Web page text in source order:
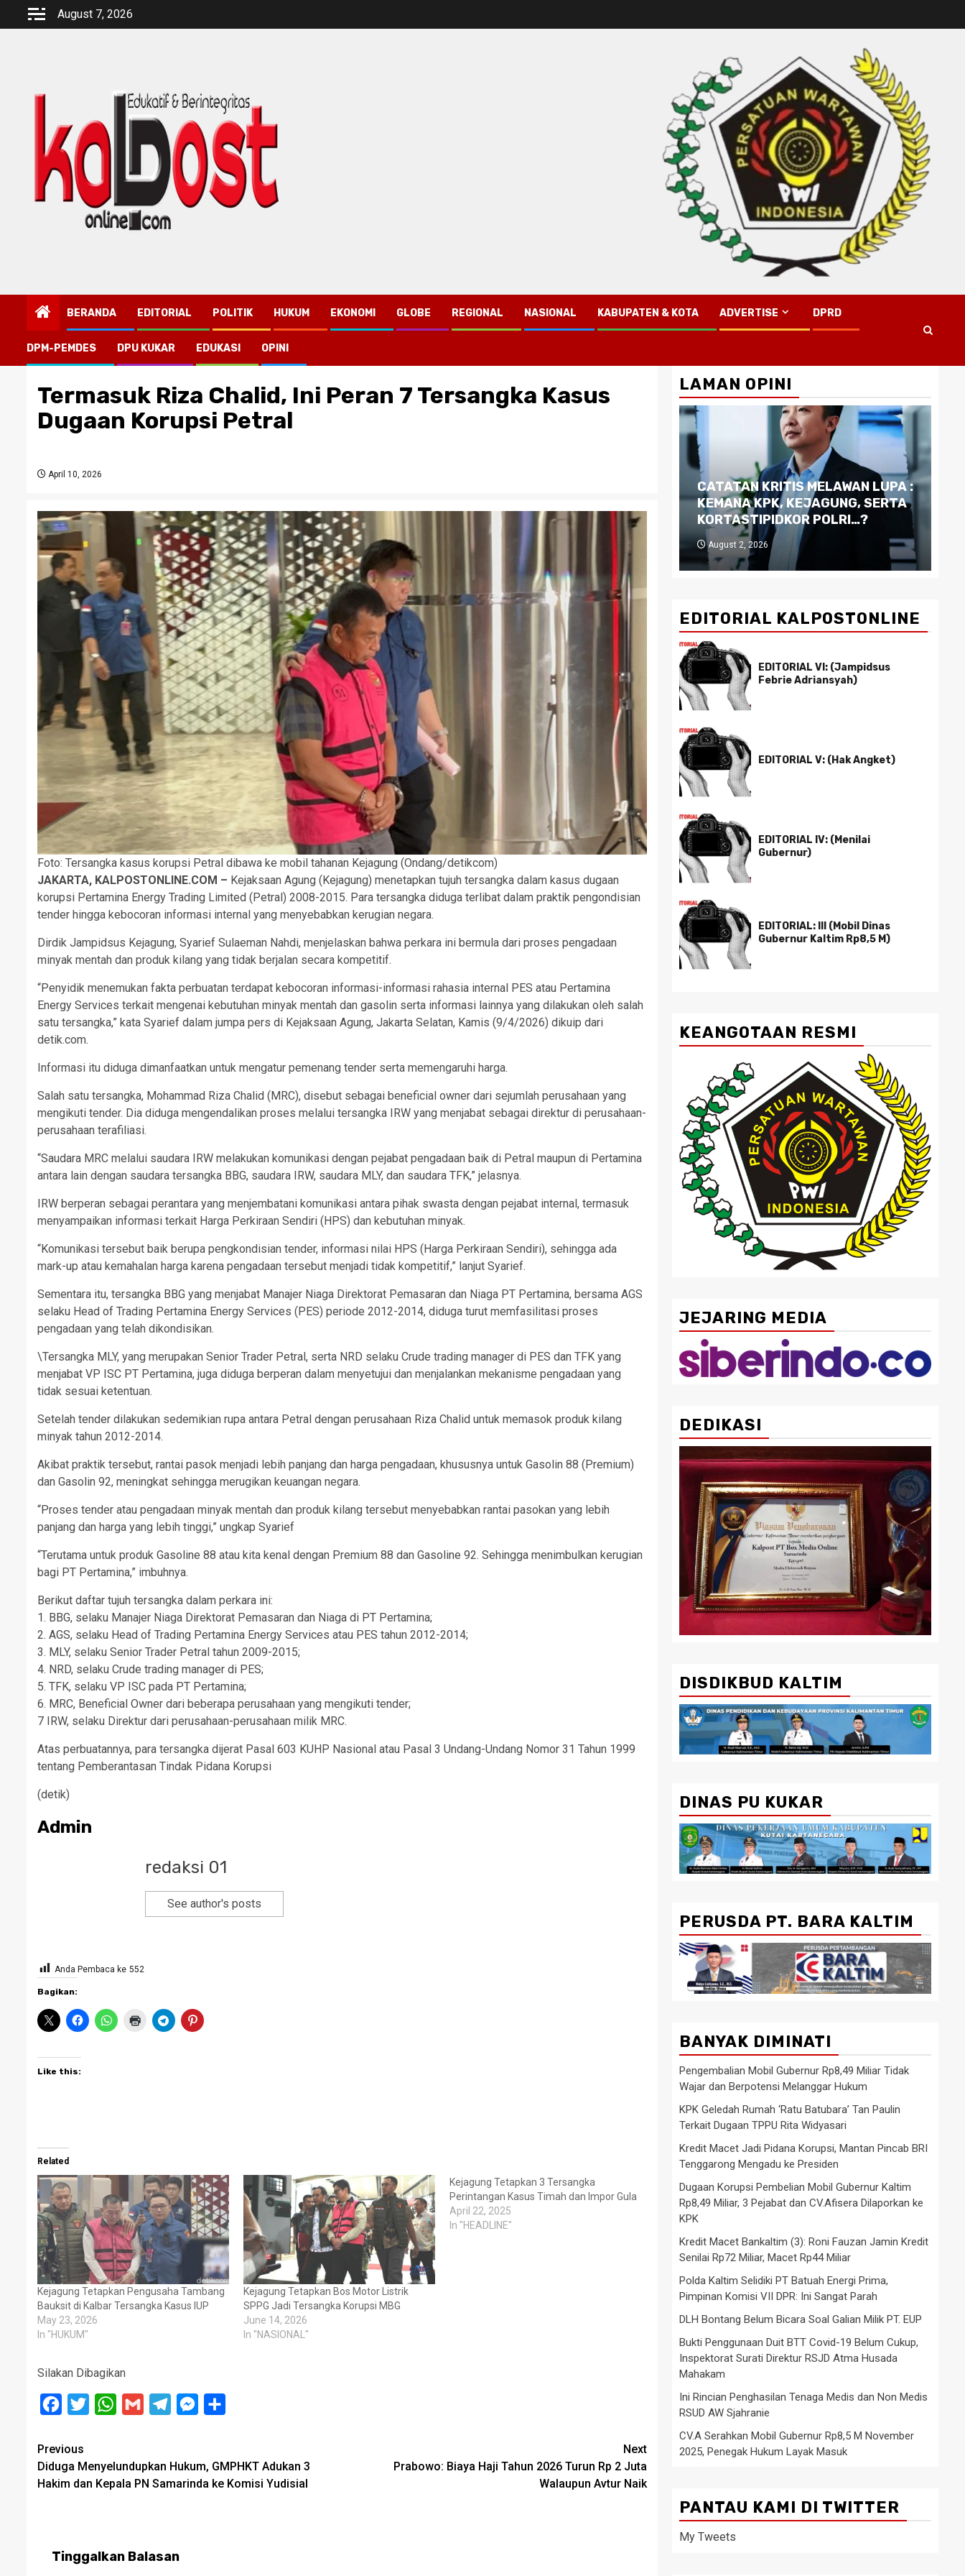
August 7, 2026
BERANDA EDITORIAL POLITIK HUKUM EKONOMI GLOBE REGIONAL NASIONAL KABUPATEN & KOTA ADVERTISE DPRD
DPM-PEMDES DPU KUKAR EDUKASI OPINI
Termasuk Riza Chalid, Ini Peran 7 Tersangka Kasus
Dugaan Korupsi Petral
April 10, 2026
Foto: Tersangka kasus korupsi Petral dibawa ke mobil tahanan Kejagung (Ondang/detikcom)
JAKARTA, KALPOSTONLINE.COM – Kejaksaan Agung (Kejagung) menetapkan tujuh tersangka dalam kasus dugaan
korupsi Pertamina Energy Trading Limited (Petral) 2008-2015. Para tersangka diduga terlibat dalam praktik pengondisian
tender hingga kebocoran informasi internal yang menyebabkan kerugian negara.
Dirdik Jampidsus Kejagung, Syarief Sulaeman Nahdi, menjelaskan bahwa perkara ini bermula dari proses pengadaan
minyak mentah dan produk kilang yang tidak berjalan secara kompetitif.
“Penyidik menemukan fakta perbuatan terdapat kebocoran informasi-informasi rahasia internal PES atau Pertamina
Energy Services terkait mengenai kebutuhan minyak mentah dan gasolin serta informasi lainnya yang dilakukan oleh salah
satu tersangka,” kata Syarief dalam jumpa pers di Kejaksaan Agung, Jakarta Selatan, Kamis (9/4/2026) dikuip dari
detik.com.
Informasi itu diduga dimanfaatkan untuk mengatur pemenang tender serta memengaruhi harga.
Salah satu tersangka, Mohammad Riza Chalid (MRC), disebut sebagai beneficial owner dari sejumlah perusahaan yang
mengikuti tender. Dia diduga mengendalikan proses melalui tersangka IRW yang menjabat sebagai direktur di perusahaan-
perusahaan terafiliasi.
“Saudara MRC melalui saudara IRW melakukan komunikasi dengan pejabat pengadaan baik di Petral maupun di Pertamina
antara lain dengan saudara tersangka BBG, saudara IRW, saudara MLY, dan saudara TFK,” jelasnya.
IRW berperan sebagai perantara yang menjembatani komunikasi antara pihak swasta dengan pejabat internal, termasuk
menyampaikan informasi terkait Harga Perkiraan Sendiri (HPS) dan kebutuhan minyak.
“Komunikasi tersebut baik berupa pengkondisian tender, informasi nilai HPS (Harga Perkiraan Sendiri), sehingga ada
mark-up atau kemahalan harga karena pengadaan tersebut menjadi tidak kompetitif,” lanjut Syarief.
Sementara itu, tersangka BBG yang menjabat Manajer Niaga Direktorat Pemasaran dan Niaga PT Pertamina, bersama AGS
selaku Head of Trading Pertamina Energy Services (PES) periode 2012-2014, diduga turut memfasilitasi proses
pengadaan yang telah dikondisikan.
\Tersangka MLY, yang merupakan Senior Trader Petral, serta NRD selaku Crude trading manager di PES dan TFK yang
menjabat VP ISC PT Pertamina, juga diduga berperan dalam menyetujui dan menjalankan mekanisme pengadaan yang
tidak sesuai ketentuan.
Setelah tender dilakukan sedemikian rupa antara Petral dengan perusahaan Riza Chalid untuk memasok produk kilang
minyak tahun 2012-2014.
Akibat praktik tersebut, rantai pasok menjadi lebih panjang dan harga pengadaan, khususnya untuk Gasolin 88 (Premium)
dan Gasolin 92, meningkat sehingga merugikan keuangan negara.
“Proses tender atau pengadaan minyak mentah dan produk kilang tersebut menyebabkan rantai pasokan yang lebih
panjang dan harga yang lebih tinggi,” ungkap Syarief
“Terutama untuk produk Gasoline 88 atau kita kenal dengan Premium 88 dan Gasoline 92. Sehingga menimbulkan kerugian
bagi PT Pertamina,” imbuhnya.
Berikut daftar tujuh tersangka dalam perkara ini:
1. BBG, selaku Manajer Niaga Direktorat Pemasaran dan Niaga di PT Pertamina;
2. AGS, selaku Head of Trading Pertamina Energy Services atau PES tahun 2012-2014;
3. MLY, selaku Senior Trader Petral tahun 2009-2015;
4. NRD, selaku Crude trading manager di PES;
5. TFK, selaku VP ISC pada PT Pertamina;
6. MRC, Beneficial Owner dari beberapa perusahaan yang mengikuti tender;
7 IRW, selaku Direktur dari perusahaan-perusahaan milik MRC.
Atas perbuatannya, para tersangka dijerat Pasal 603 KUHP Nasional atau Pasal 3 Undang-Undang Nomor 31 Tahun 1999
tentang Pemberantasan Tindak Pidana Korupsi
(detik)
Admin
redaksi 01
See author's posts
Anda Pembaca ke 552
Bagikan:
Like this:
Related
Kejagung Tetapkan Pengusaha Tambang
Bauksit di Kalbar Tersangka Kasus IUP
May 23, 2026
In "HUKUM"
Kejagung Tetapkan Bos Motor Listrik
SPPG Jadi Tersangka Korupsi MBG
June 14, 2026
In "NASIONAL"
Kejagung Tetapkan 3 Tersangka
Perintangan Kasus Timah dan Impor Gula
April 22, 2025
In "HEADLINE"
Silakan Dibagikan
Facebook
Twitter WhatsApp
Gmail TelegramMessenger
Post
navigation
Previous
Diduga Menyelundupkan Hukum, GMPHKT Adukan 3
Hakim dan Kepala PN Samarinda ke Komisi Yudisial
Next
Prabowo: Biaya Haji Tahun 2026 Turun Rp 2 Juta
Walaupun Avtur Naik
Tinggalkan Balasan
LAMAN OPINI
CATATAN KRITIS MELAWAN LUPA :
KEMANA KPK, KEJAGUNG, SERTA
KORTASTIPIDKOR POLRI…?
August 2, 2026
EDITORIAL KALPOSTONLINE
EDITORIAL VI: (Jampidsus
Febrie Adriansyah)
EDITORIAL V: (Hak Angket)
EDITORIAL IV: (Menilai
Gubernur)
EDITORIAL: III (Mobil Dinas
Gubernur Kaltim Rp8,5 M)
KEANGOTAAN RESMI
JEJARING MEDIA
DEDIKASI
DISDIKBUD KALTIM
DINAS PU KUKAR
PERUSDA PT. BARA KALTIM
BANYAK DIMINATI
Pengembalian Mobil Gubernur Rp8,49 Miliar Tidak
Wajar dan Berpotensi Melanggar Hukum
KPK Geledah Rumah ‘Ratu Batubara’ Tan Paulin
Terkait Dugaan TPPU Rita Widyasari
Kredit Macet Jadi Pidana Korupsi, Mantan Pincab BRI
Tenggarong Mengadu ke Presiden
Dugaan Korupsi Pembelian Mobil Gubernur Kaltim
Rp8,49 Miliar, 3 Pejabat dan CV.Afisera Dilaporkan ke
KPK
Kredit Macet Bankaltim (3): Roni Fauzan Jamin Kredit
Senilai Rp72 Miliar, Macet Rp44 Miliar
Polda Kaltim Selidiki PT Batuah Energi Prima,
Pimpinan Komisi VII DPR: Ini Sangat Parah
DLH Bontang Belum Bicara Soal Galian Milik PT. EUP
Bukti Penggunaan Duit BTT Covid-19 Belum Cukup,
Inspektorat Surati Direktur RSJD Atma Husada
Mahakam
Ini Rincian Penghasilan Tenaga Medis dan Non Medis
RSUD AW Sjahranie
CV.A Serahkan Mobil Gubernur Rp8,5 M November
2025, Penegak Hukum Layak Masuk
PANTAU KAMI DI TWITTER
My Tweets